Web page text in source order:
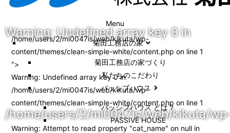
Menu
菊田工務店の家
菊田工務店の家づくり​
私たちのこだわり
パッシブハウス
パッシブハウス とは？
PASSIVE HOUSE
Warning: Undefined array key 0 in
/home/users/2/mi0047is/web/kikuta/
/home/users/2/mi0047is/web/kikuta/wp-
content/themes/clean-simple-white/content.php on line1
">
Warning: Undefined array key 0 in
/home/users/2/mi0047is/web/kikuta/wp-
content/themes/clean-simple-white/content.php on line1
Warning: Attempt to read property "cat_name" on null in